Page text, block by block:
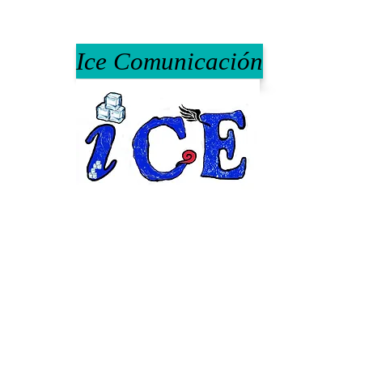
Ice Comunicación